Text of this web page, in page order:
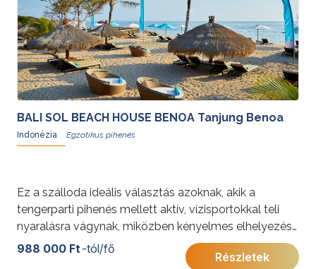
BALI SOL BEACH HOUSE BENOA Tanjung Benoa
Indonézia
Ez a szálloda ideális választás azoknak, akik a
tengerparti pihenés mellett aktív, vízisportokkal teli
nyaralásra vágynak, miközben kényelmes elhelyezést
keresnek tanjung benoa pezsgő üdülőhelyén.
988 000 Ft -tól/fő
Részletek